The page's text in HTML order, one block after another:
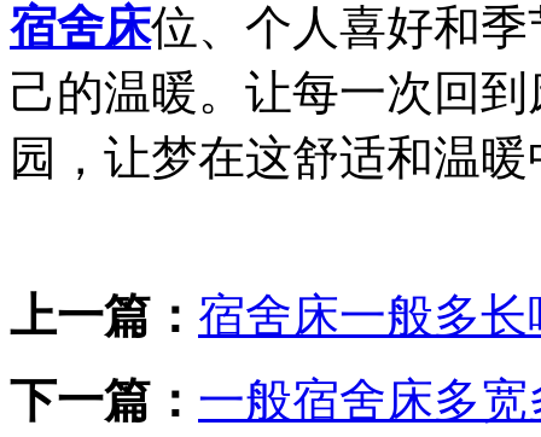
宿舍床位、个人喜好和
己的温暖。让每一次回
园，让梦在这舒适和温
上一篇： 宿舍床一般多长
下一篇： 一般宿舍床多宽